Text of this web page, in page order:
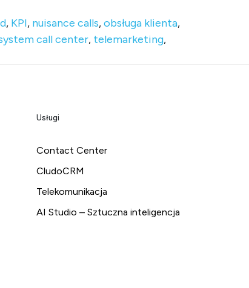
, KPI, nuisance calls,obsługa klienta,
call center, telemarketing,
Usługi
Contact Center
CludoCRM
Telekomunikacja
AI Studio – Sztuczna inteligencja